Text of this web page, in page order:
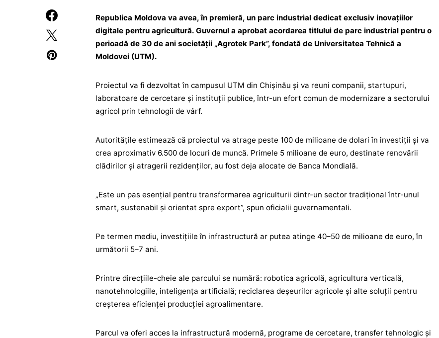
Republica Moldova va avea, în premieră, un parc industrial dedicat exclusiv inovațiilor
digitale pentru agricultură. Guvernul a aprobat acordarea titlului de parc industrial pentru o
perioadă de 30 de ani societății „Agrotek Park”, fondată de Universitatea Tehnică a
Moldovei (UTM).
Proiectul va fi dezvoltat în campusul UTM din Chișinău și va reuni companii, startupuri,
laboratoare de cercetare și instituții publice, într-un efort comun de modernizare a sectorului
agricol prin tehnologii de vârf.
Autoritățile estimează că proiectul va atrage peste 100 de milioane de dolari în investiții și va
crea aproximativ 6.500 de locuri de muncă. Primele 5 milioane de euro, destinate renovării
clădirilor și atragerii rezidenților, au fost deja alocate de Banca Mondială.
„Este un pas esențial pentru transformarea agriculturii dintr-un sector tradițional într-unul
smart, sustenabil și orientat spre export”, spun oficialii guvernamentali.
Pe termen mediu, investițiile în infrastructură ar putea atinge 40–50 de milioane de euro, în
următorii 5–7 ani.
Printre direcțiile-cheie ale parcului se numără: robotica agricolă, agricultura verticală,
nanotehnologiile, inteligența artificială; reciclarea deșeurilor agricole și alte soluții pentru
creșterea eficienței producției agroalimentare.
Parcul va oferi acces la infrastructură modernă, programe de cercetare, transfer tehnologic și